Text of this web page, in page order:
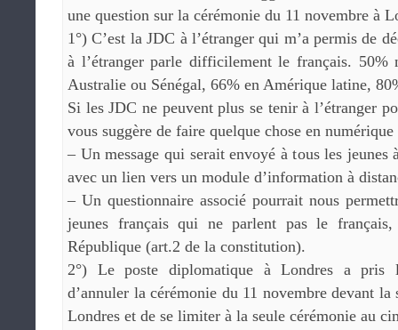
une question sur la cérémonie du 11 novembre à
1°) C’est la JDC à l’étranger qui m’a permis de
à l’étranger parle difficilement le français.
Australie ou Sénégal, 66% en Amérique latine,
Si les JDC ne peuvent plus se tenir à l’étranger
vous suggère de faire quelque chose en numérique
– Un message qui serait envoyé à tous les jeunes
avec un lien vers un module d’information à
– Un questionnaire associé pourrait nous
jeunes français qui ne parlent pas le
République (art.2 de la constitution).
2°) Le poste diplomatique à Londres a pris
d’annuler la cérémonie du 11 novembre devant
Londres et de se limiter à la seule cérémonie au